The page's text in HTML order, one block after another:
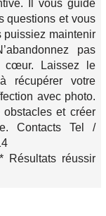
Il vous guide
questions et vous
puissiez maintenir
pas
cœur. Laissez le
récupérer votre
avec photo.
et créer
Contacts Tel /
Résultats réussir